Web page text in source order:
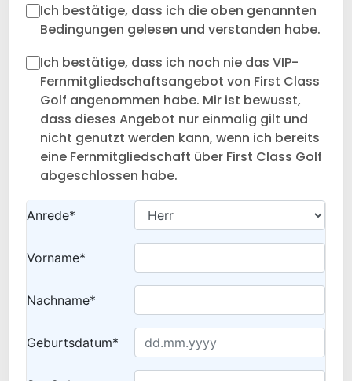
Ich bestätige, dass ich die oben genannten
Bedingungen gelesen und verstanden habe.
Ich bestätige, dass ich noch nie das VIP-
Fernmitgliedschaftsangebot von First Class
Golf angenommen habe. Mir ist bewusst,
dass dieses Angebot nur einmalig gilt und
nicht genutzt werden kann, wenn ich bereits
eine Fernmitgliedschaft über First Class Golf
abgeschlossen habe.